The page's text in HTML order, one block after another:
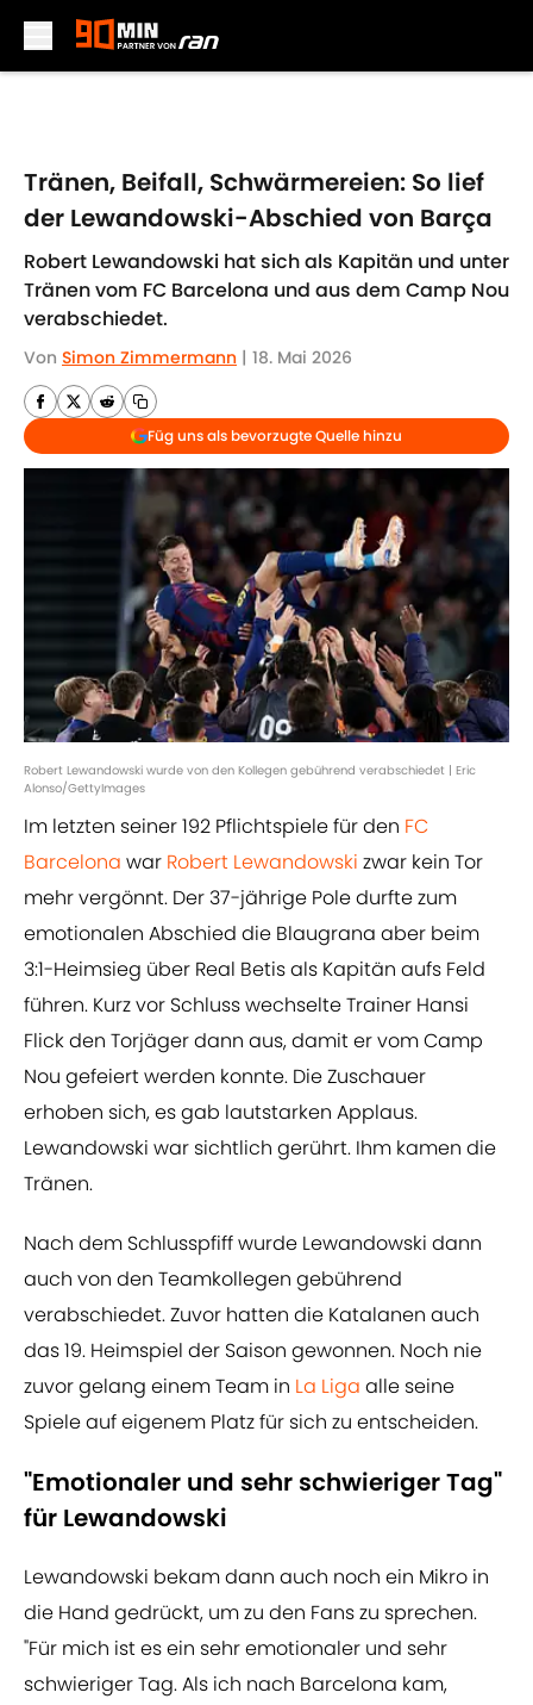
Tränen, Beifall, Schwärmereien: So lief
der Lewandowski-Abschied von Barça
Robert Lewandowski hat sich als Kapitän und unter
Tränen vom FC Barcelona und aus dem Camp Nou
verabschiedet.
Von Simon Zimmermann | 18. Mai 2026
Füg uns als bevorzugte Quelle hinzu
Robert Lewandowski wurde von den Kollegen gebührend verabschiedet | Eric
Alonso/GettyImages
Im letzten seiner 192 Pflichtspiele für den FC
Barcelona war Robert Lewandowski zwar kein Tor
mehr vergönnt. Der 37-jährige Pole durfte zum
emotionalen Abschied die Blaugrana aber beim
3:1-Heimsieg über Real Betis als Kapitän aufs Feld
führen. Kurz vor Schluss wechselte Trainer Hansi
Flick den Torjäger dann aus, damit er vom Camp
Nou gefeiert werden konnte. Die Zuschauer
erhoben sich, es gab lautstarken Applaus.
Lewandowski war sichtlich gerührt. Ihm kamen die
Tränen.
Nach dem Schlusspfiff wurde Lewandowski dann
auch von den Teamkollegen gebührend
verabschiedet. Zuvor hatten die Katalanen auch
das 19. Heimspiel der Saison gewonnen. Noch nie
zuvor gelang einem Team in La Liga alle seine
Spiele auf eigenem Platz für sich zu entscheiden.
"Emotionaler und sehr schwieriger Tag"
für Lewandowski
Lewandowski bekam dann auch noch ein Mikro in
die Hand gedrückt, um zu den Fans zu sprechen.
"Für mich ist es ein sehr emotionaler und sehr
schwieriger Tag. Als ich nach Barcelona kam,